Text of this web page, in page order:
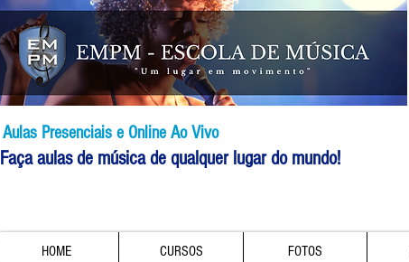
Aulas Presenciais e Online Ao Vivo
Faça aulas de música de qualquer lugar do mundo!
HOME CURSOS FOTOS